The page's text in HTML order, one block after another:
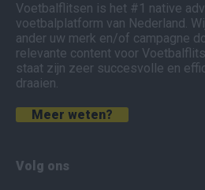
Voetbalflitsen is het #1 native
voetbalplatform van Nederland.
ander uw merk en/of campagne
relevante content voor
staat zijn zeer succesvolle en
draaien.
Meer weten?
Volg ons